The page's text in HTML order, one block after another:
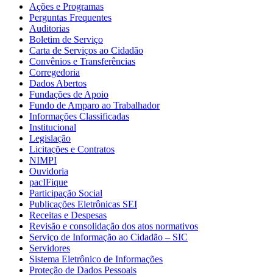
Ações e Programas
Perguntas Frequentes
Auditorias
Boletim de Serviço
Carta de Serviços ao Cidadão
Convênios e Transferências
Corregedoria
Dados Abertos
Fundações de Apoio
Fundo de Amparo ao Trabalhador
Informações Classificadas
Institucional
Legislação
Licitações e Contratos
NIMPI
Ouvidoria
pacIFique
Participação Social
Publicações Eletrônicas SEI
Receitas e Despesas
Revisão e consolidação dos atos normativos
Serviço de Informação ao Cidadão – SIC
Servidores
Sistema Eletrônico de Informações
Proteção de Dados Pessoais